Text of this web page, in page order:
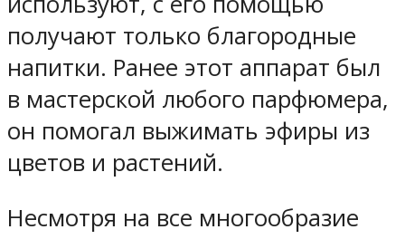
получают только благородные
напитки. Ранее этот аппарат был
в мастерской любого парфюмера,
он помогал выжимать эфиры из
цветов и растений.
Несмотря на все многообразие